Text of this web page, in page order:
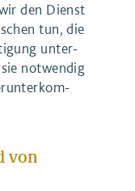
den Dienst
tun, die
unter­
not­wen­dig
von